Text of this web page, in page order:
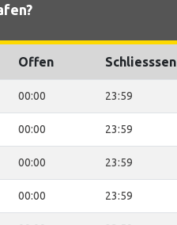
Offen Schliesssen
00:00 23:59
00:00 23:59
00:00 23:59
00:00 23:59